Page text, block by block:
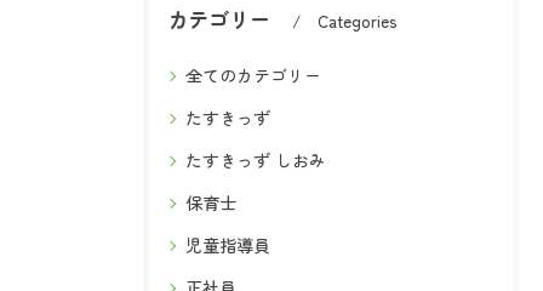
カテゴリー Categories
全てのカテゴリー
たすきっず
たすきっず しおみ
保育士
児童指導員